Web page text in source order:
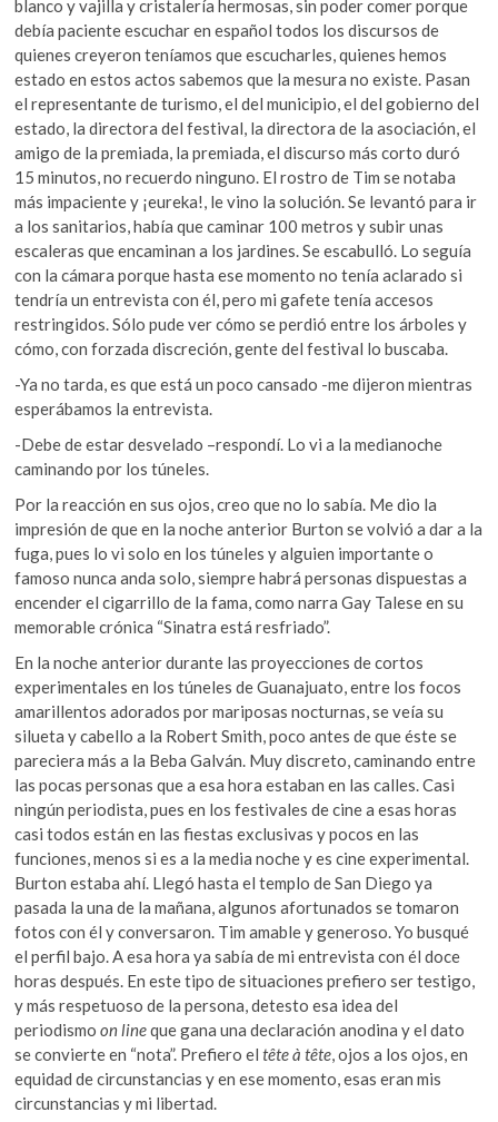
blanco y vajilla y cristalería hermosas, sin poder comer porque
debía paciente escuchar en español todos los discursos de
quienes creyeron teníamos que escucharles, quienes hemos
estado en estos actos sabemos que la mesura no existe. Pasan
el representante de turismo, el del municipio, el del gobierno del
estado, la directora del festival, la directora de la asociación, el
amigo de la premiada, la premiada, el discurso más corto duró
15 minutos, no recuerdo ninguno. El rostro de Tim se notaba
más impaciente y ¡eureka!, le vino la solución. Se levantó para ir
a los sanitarios, había que caminar 100 metros y subir unas
escaleras que encaminan a los jardines. Se escabulló. Lo seguía
con la cámara porque hasta ese momento no tenía aclarado si
tendría un entrevista con él, pero mi gafete tenía accesos
restringidos. Sólo pude ver cómo se perdió entre los árboles y
cómo, con forzada discreción, gente del festival lo buscaba.
-Ya no tarda, es que está un poco cansado -me dijeron mientras
esperábamos la entrevista.
-Debe de estar desvelado –respondí. Lo vi a la medianoche
caminando por los túneles.
Por la reacción en sus ojos, creo que no lo sabía. Me dio la
impresión de que en la noche anterior Burton se volvió a dar a la
fuga, pues lo vi solo en los túneles y alguien importante o
famoso nunca anda solo, siempre habrá personas dispuestas a
encender el cigarrillo de la fama, como narra Gay Talese en su
memorable crónica “Sinatra está resfriado”.
En la noche anterior durante las proyecciones de cortos
experimentales en los túneles de Guanajuato, entre los focos
amarillentos adorados por mariposas nocturnas, se veía su
silueta y cabello a la Robert Smith, poco antes de que éste se
pareciera más a la Beba Galván. Muy discreto, caminando entre
las pocas personas que a esa hora estaban en las calles. Casi
ningún periodista, pues en los festivales de cine a esas horas
casi todos están en las fiestas exclusivas y pocos en las
funciones, menos si es a la media noche y es cine experimental.
Burton estaba ahí. Llegó hasta el templo de San Diego ya
pasada la una de la mañana, algunos afortunados se tomaron
fotos con él y conversaron. Tim amable y generoso. Yo busqué
el perfil bajo. A esa hora ya sabía de mi entrevista con él doce
horas después. En este tipo de situaciones prefiero ser testigo,
y más respetuoso de la persona, detesto esa idea del
periodismoon lineque gana una declaración anodina y el dato
se convierte en “nota”. Prefiero eltête à tête, ojos a los ojos, en
equidad de circunstancias y en ese momento, esas eran mis
circunstancias y mi libertad.